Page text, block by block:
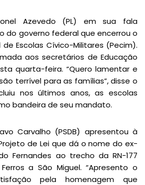
Azevedo (PL) em sua fala
do governo federal que encerrou o
Escolas Cívico-Militares (Pecim).
aos secretários de Educação
quarta-feira. “Quero lamentar e
terrível para as famílias”, disse o
nos últimos anos, as escolas
bandeira de seu mandato.
Carvalho (PSDB) apresentou à
de Lei que dá o nome do ex-
Fernandes ao trecho da RN-177
a São Miguel. “Apresento o
pela homenagem que